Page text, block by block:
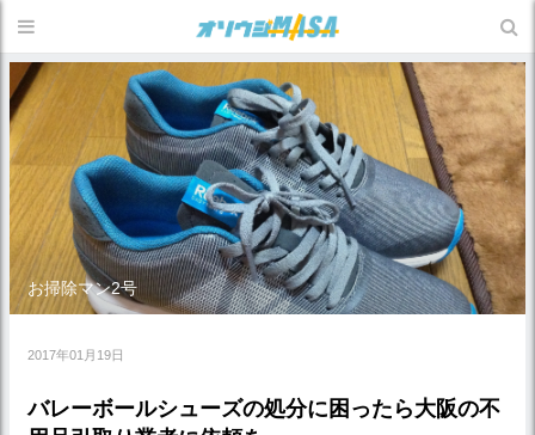
お掃除マン2号
2017年01月19日
バレーボールシューズの処分に困ったら大阪の不